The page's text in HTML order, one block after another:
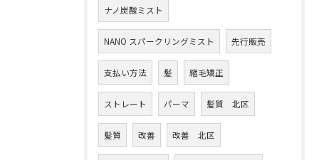
ナノ炭酸ミスト
NANO スパークリングミスト 先行販売
支払い方法 髪 縮毛矯正
ストレート パーマ 髪質 北区
髪質 改善 改善 北区